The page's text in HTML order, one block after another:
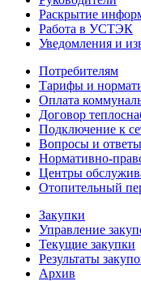
Раскрытие
Работа в УСТЭК
Уведомления и
Потребителям
Тарифы и
Оплата
Договор
Подключение к
Вопросы и ответы
Нормативно-
Центры
Отопительный
Закупки
Управление
Текущие закупки
Результаты
Архив